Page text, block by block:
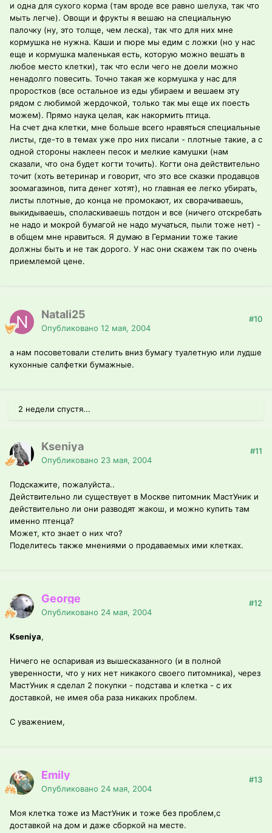
и одна для сухого корма (там вроде все равно шелуха, так что
мыть легче). Овощи и фрукты я вешаю на специальную
палочку (ну, это толще, чем леска), так что для них мне
кормушка не нужна. Каши и пюре мы едим с ложки (но у нас
еще и кормушка маленькая есть, которую можно вешать в
любое место клетки), так что если чего не доели можно
ненадолго повесить. Точно такая же кормушка у нас для
проростков (все остальное из еды убираем и вешаем эту
рядом с любимой жердочкой, только так мы еще их поесть
можем). Прямо наука целая, как накормить птица.
На счет дна клетки, мне больше всего нравяться специальные
листы, где-то в темах уже про них писали - плотные такие, а с
одной стороны наклеен песок и мелкие камушки (нам
сказали, что она будет когти точить). Когти она действительно
точит (хоть ветеринар и говорит, что это все сказки продавцов
зоомагазинов, пита денег хотят), но главная ее легко убирать,
листы плотные, до конца не промокают, их сворачиваешь,
выкидываешь, споласкиваешь потдон и все (ничего отскребать
не надо и мокрой бумагой не надо мучаться, пыли тоже нет) -
в общем мне нравиться. Я думаю в Германии тоже такие
должны быть и не так дорого. У нас они скажем так по очень
приемлемой цене.
Natali25
Опубликовано 12 мая, 2004
#10
а нам посоветовали стелить вниз бумагу туалетную или лудше
кухонные салфетки бумажные.
2 недели спустя...
Kseniya
Опубликовано 23 мая, 2004
#11
Подскажите, пожалуйста..
Действительно ли существует в Москве питомник МастУник и
действительно ли они разводят жакош, и можно купить там
именно птенца?
Может, кто знает о них что?
Поделитесь также мнениями о продаваемых ими клетках.
George
Опубликовано 24 мая, 2004
#12
Kseniya,
Ничего не оспаривая из вышесказанного (и в полной
уверенности, что у них нет никакого своего питомника), через
МастУник я сделал 2 покупки - подстава и клетка - с их
доставкой, не имея оба раза никаких проблем.
С уважением,
Emily
Опубликовано 24 мая, 2004
#13
Моя клетка тоже из МастУник и тоже без проблем,с
доставкой на дом и даже сборкой на месте.